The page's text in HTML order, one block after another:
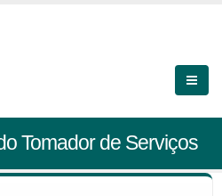
Tomador de Serviços